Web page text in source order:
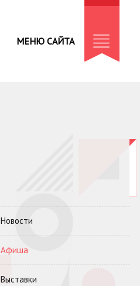
МЕНЮ САЙТА
Новости
Афиша
Выставки